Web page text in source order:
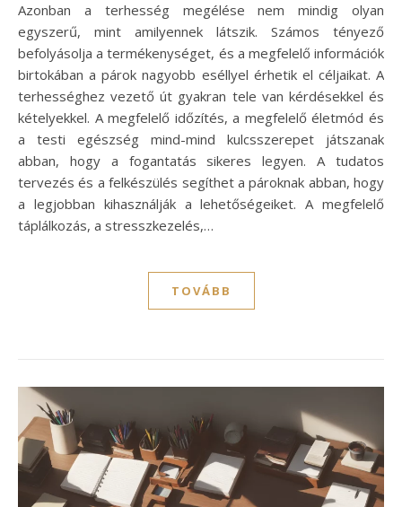
Azonban a terhesség megélése nem mindig olyan
egyszerű, mint amilyennek látszik. Számos tényező
befolyásolja a termékenységet, és a megfelelő információk
birtokában a párok nagyobb eséllyel érhetik el céljaikat. A
terhességhez vezető út gyakran tele van kérdésekkel és
kételyekkel. A megfelelő időzítés, a megfelelő életmód és
a testi egészség mind-mind kulcsszerepet játszanak
abban, hogy a fogantatás sikeres legyen. A tudatos
tervezés és a felkészülés segíthet a pároknak abban, hogy
a legjobban kihasználják a lehetőségeiket. A megfelelő
táplálkozás, a stresszkezelés,…
TOVÁBB